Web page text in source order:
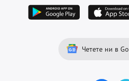
Четете ни в